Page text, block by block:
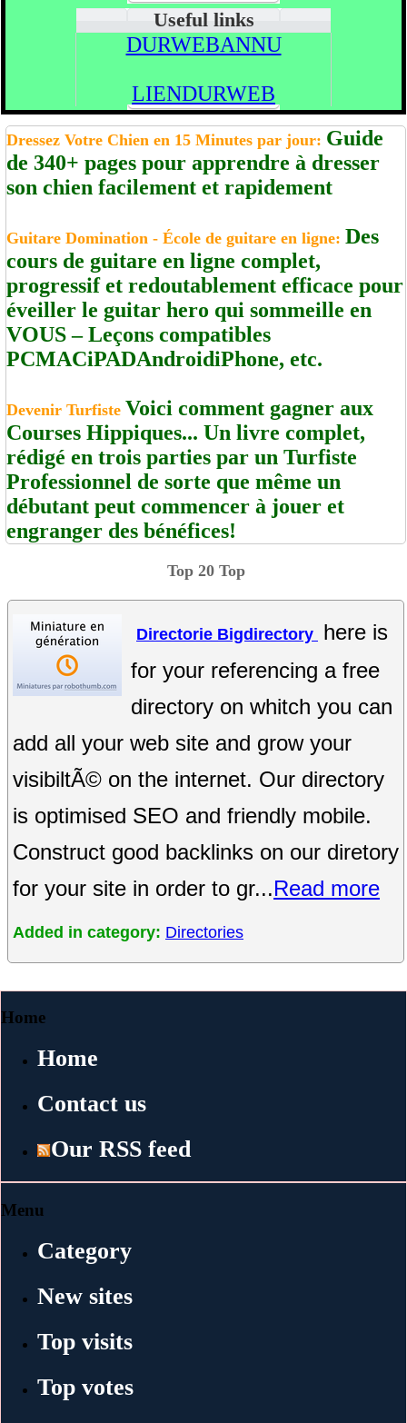
Useful links
DURWEBANNU
LIENDURWEB
Dressez Votre Chien en 15 Minutes par jour: Guide
de 340+ pages pour apprendre à dresser
son chien facilement et rapidement
Guitare Domination - École de guitare en ligne: Des
cours de guitare en ligne complet,
progressif et redoutablement efficace pour
éveiller le guitar hero qui sommeille en
VOUS – Leçons compatibles
PCMACiPADAndroidiPhone, etc.
Devenir Turfiste Voici comment gagner aux
Courses Hippiques... Un livre complet,
rédigé en trois parties par un Turfiste
Professionnel de sorte que même un
débutant peut commencer à jouer et
engranger des bénéfices!
Top 20 Top
Directorie Bigdirectory here is
for your referencing a free
directory on whitch you can
add all your web site and grow your
visibiltÃ© on the internet. Our directory
is optimised SEO and friendly mobile.
Construct good backlinks on our diretory
for your site in order to gr...Read more
Added in category: Directories
Home
Home
Contact us
Our RSS feed
Menu
Category
New sites
Top visits
Top votes